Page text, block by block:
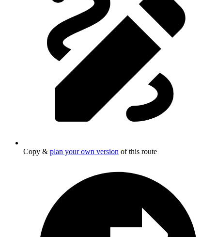
Copy & plan your own version of this route